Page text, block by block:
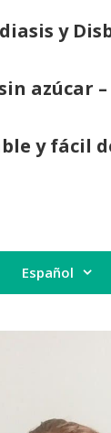
y
azúcar
y fácil
Español